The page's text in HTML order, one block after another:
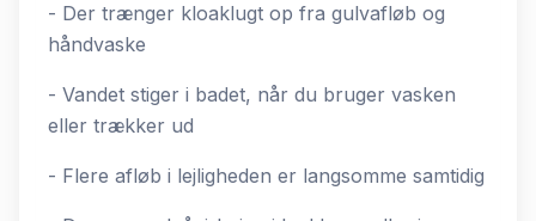
- Der trænger kloaklugt op fra gulvafløb og
håndvaske
- Vandet stiger i badet, når du bruger vasken
eller trækker ud
- Flere afløb i lejligheden er langsomme samtidig